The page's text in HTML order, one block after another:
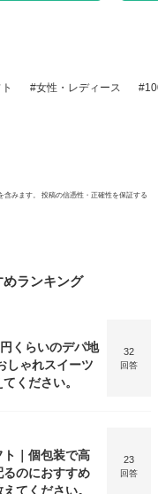
袋
女性・レディース
みます。 投稿の信憑性・正確性を保証する
ランキング
くらいのデパ地
しゃれスイーツ
ください。
32
回答
ト｜個包装で高
のにおすすめ
てください。
23
回答